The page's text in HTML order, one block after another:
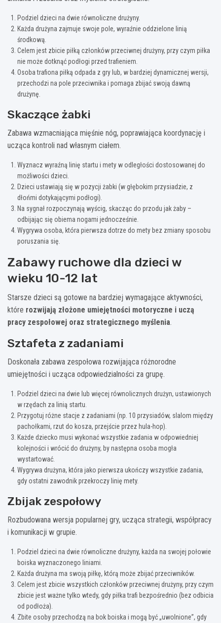
Podziel dzieci na dwie równoliczne drużyny.
Każda drużyna zajmuje swoje pole, wyraźnie oddzielone linią
środkową.
Celem jest zbicie piłką członków przeciwnej drużyny, przy czym piłka
nie może dotknąć podłogi przed trafieniem.
Osoba trafiona piłką odpada z gry lub, w bardziej dynamicznej wersji,
przechodzi na pole przeciwnika i pomaga zbijać swoją dawną
drużynę.
Skaczące żabki
Zabawa wzmacniająca mięśnie nóg, poprawiająca koordynację i
ucząca kontroli nad własnym ciałem.
Wyznacz wyraźną linię startu i mety w odległości dostosowanej do
możliwości dzieci.
Dzieci ustawiają się w pozycji żabki (w głębokim przysiadzie, z
dłońmi dotykającymi podłogi).
Na sygnał rozpoczynają wyścig, skacząc do przodu jak żaby –
odbijając się obiema nogami jednocześnie.
Wygrywa osoba, która pierwsza dotrze do mety bez zmiany sposobu
poruszania się.
Zabawy ruchowe dla dzieci w
wieku 10-12 lat
Starsze dzieci są gotowe na bardziej wymagające aktywności,
które rozwijają złożone umiejętności motoryczne i uczą
pracy zespołowej oraz strategicznego myślenia.
Sztafeta z zadaniami
Doskonała zabawa zespołowa rozwijająca różnorodne
umiejętności i ucząca odpowiedzialności za grupę.
Podziel dzieci na dwie lub więcej równolicznych drużyn, ustawionych
w rzędach za linią startu.
Przygotuj różne stacje z zadaniami (np. 10 przysiadów, slalom między
pachołkami, rzut do kosza, przejście przez hula-hop).
Każde dziecko musi wykonać wszystkie zadania w odpowiedniej
kolejności i wrócić do drużyny, by następna osoba mogła
wystartować.
Wygrywa drużyna, która jako pierwsza ukończy wszystkie zadania,
gdy ostatni zawodnik przekroczy linię mety.
Zbijak zespołowy
Rozbudowana wersja popularnej gry, ucząca strategii, współpracy
i komunikacji w grupie.
Podziel dzieci na dwie równoliczne drużyny, każda na swojej połowie
boiska wyznaczonego liniami.
Każda drużyna ma swoją piłkę, którą może zbijać przeciwników.
Celem jest zbicie wszystkich członków przeciwnej drużyny, przy czym
zbicie jest ważne tylko wtedy, gdy piłka trafi bezpośrednio (bez odbicia
od podłoża).
Zbite osoby przechodzą na bok boiska i mogą być „uwolnione”, gdy